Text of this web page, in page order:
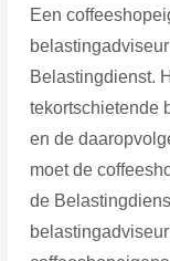
Een
Belastingdienst.
tekortschietende
en de
moet de
de